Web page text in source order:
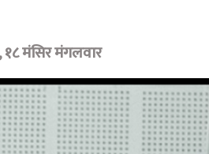
१८ मंसिर मंगलवार